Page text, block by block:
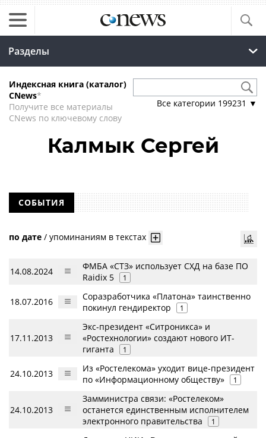
Разделы
Индексная книга (каталог)
CNews*
Получите все материалы
CNews по ключевому слову
Все категории 199231 ▼
Калмык Сергей
СОБЫТИЯ
по дате / упоминаниям в текстах
14.08.2024
ФМБА «СТЗ» использует СХД на базе ПО
Raidix 5
1
18.07.2016
Соразработчика «Платона» таинственно
покинул гендиректор
1
17.11.2013
Экс-президент «Ситроникса» и
«Ростехнологии» создают нового ИТ-
гиганта
1
24.10.2013
Из «Ростелекома» уходит вице-президент
по «Информационному обществу»
1
24.10.2013
Замминистра связи: «Ростелеком»
останется единственным исполнителем
электронного правительства
1